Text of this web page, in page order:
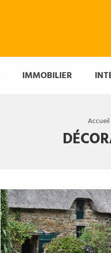
IMMOBILIER
Accueil